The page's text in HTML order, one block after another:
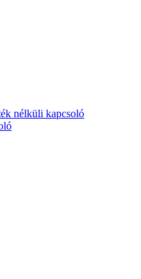
nélküli kapcsoló